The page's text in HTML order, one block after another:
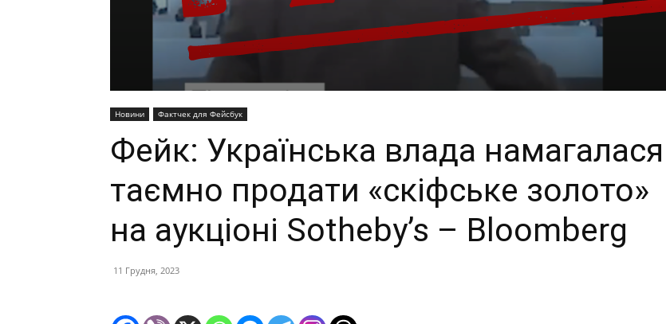
Новини Фактчек для Фейсбук
Фейк: Українська влада намагалася
таємно продати «скіфське золото»
на аукціоні Sotheby’s – Bloomberg
11 Грудня, 2023